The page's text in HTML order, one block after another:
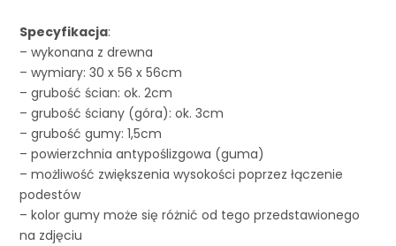
Specyfikacja:
– wykonana z drewna
– wymiary: 30 x 56 x 56cm
– grubość ścian: ok. 2cm
– grubość ściany (góra): ok. 3cm
– grubość gumy: 1,5cm
– powierzchnia antypoślizgowa (guma)
– możliwość zwiększenia wysokości poprzez łączenie
podestów
– kolor gumy może się różnić od tego przedstawionego
na zdjęciu